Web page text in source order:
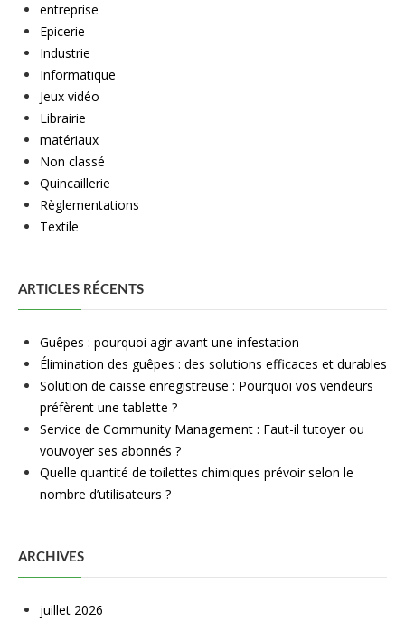
entreprise
Epicerie
Industrie
Informatique
Jeux vidéo
Librairie
matériaux
Non classé
Quincaillerie
Règlementations
Textile
ARTICLES RÉCENTS
Guêpes : pourquoi agir avant une infestation
Élimination des guêpes : des solutions efficaces et durables
Solution de caisse enregistreuse : Pourquoi vos vendeurs
préfèrent une tablette ?
Service de Community Management : Faut-il tutoyer ou
vouvoyer ses abonnés ?
Quelle quantité de toilettes chimiques prévoir selon le
nombre d’utilisateurs ?
ARCHIVES
juillet 2026